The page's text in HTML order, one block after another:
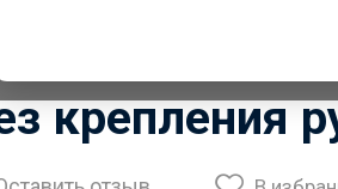
цены и
крепления